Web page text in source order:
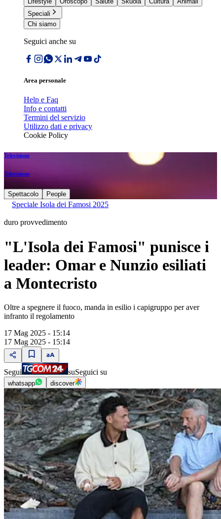
Speciali
Chi siamo
Seguici anche su
Area personale
Help e Faq
Info e contatti
Termini del servizio
Utilizzo dati e privacy
Cookie Policy
Televisione
Televisione
Spettacolo People
Speciale Isola dei Famosi 2025
duro provvedimento
"L'Isola dei Famosi" punisce i
leader: Omar e Nunzio esiliati
a Montecristo
Oltre a spegnere il fuoco, manda in esilio i capigruppo per aver
infranto il regolamento
17 Mag 2025 - 15:14
17 Mag 2025 - 15:14
Segui suSeguici su
whatsapp discover